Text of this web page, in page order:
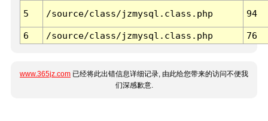
5 /source/class/jzmysql.class.php 94
6 /source/class/jzmysql.class.php 76
www.365jz.com 已经将此出错信息详细记录, 由此给您带来的访问不便我
们深感歉意.